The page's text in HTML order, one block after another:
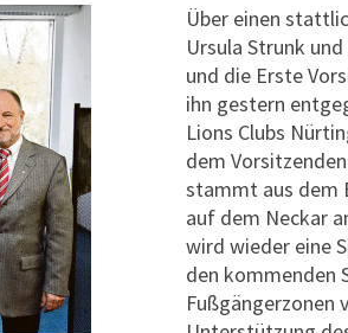
Über einen
Ursula Strunk
und die Erste
ihn gestern
Lions Clubs
dem
stammt aus dem
auf dem Neckar
wird wieder eine
den kommenden
Fußgängerzonen